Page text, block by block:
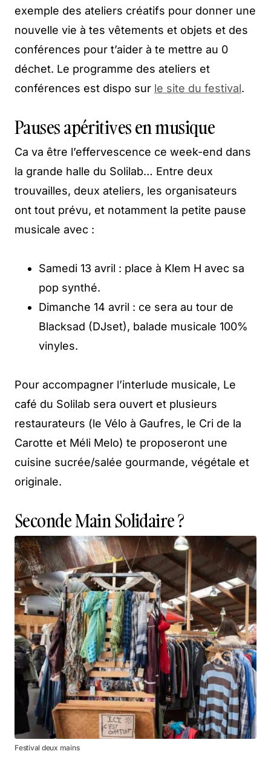
exemple des ateliers créatifs pour donner une
nouvelle vie à tes vêtements et objets et des
conférences pour t’aider à te mettre au 0
déchet. Le programme des ateliers et
conférences est dispo sur le site du festival.
Pauses apéritives en musique
Ca va être l’effervescence ce week-end dans
la grande halle du Solilab… Entre deux
trouvailles, deux ateliers, les organisateurs
ont tout prévu, et notamment la petite pause
musicale avec :
Samedi 13 avril : place à Klem H avec sa
pop synthé.
Dimanche 14 avril : ce sera au tour de
Blacksad (DJset), balade musicale 100%
vinyles.
Pour accompagner l’interlude musicale, Le
café du Solilab sera ouvert et plusieurs
restaurateurs (le Vélo à Gaufres, le Cri de la
Carotte et Méli Melo) te proposeront une
cuisine sucrée/salée gourmande, végétale et
originale.
Seconde Main Solidaire ?
Festival deux mains